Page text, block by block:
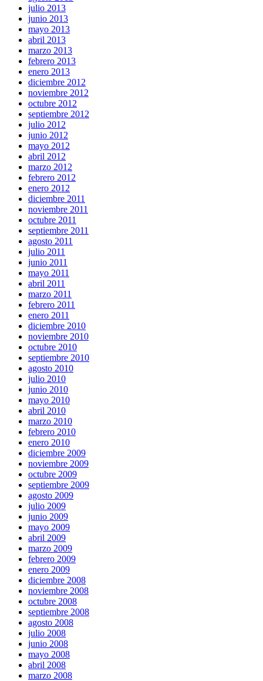
julio 2013
junio 2013
mayo 2013
abril 2013
marzo 2013
febrero 2013
enero 2013
diciembre 2012
noviembre 2012
octubre 2012
septiembre 2012
julio 2012
junio 2012
mayo 2012
abril 2012
marzo 2012
febrero 2012
enero 2012
diciembre 2011
noviembre 2011
octubre 2011
septiembre 2011
agosto 2011
julio 2011
junio 2011
mayo 2011
abril 2011
marzo 2011
febrero 2011
enero 2011
diciembre 2010
noviembre 2010
octubre 2010
septiembre 2010
agosto 2010
julio 2010
junio 2010
mayo 2010
abril 2010
marzo 2010
febrero 2010
enero 2010
diciembre 2009
noviembre 2009
octubre 2009
septiembre 2009
agosto 2009
julio 2009
junio 2009
mayo 2009
abril 2009
marzo 2009
febrero 2009
enero 2009
diciembre 2008
noviembre 2008
octubre 2008
septiembre 2008
agosto 2008
julio 2008
junio 2008
mayo 2008
abril 2008
marzo 2008